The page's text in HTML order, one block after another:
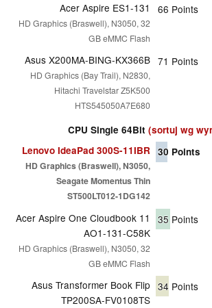
Acer Aspire ES1-131
HD Graphics (Braswell), N3050, 32
GB eMMC Flash
66 Points
Asus X200MA-BING-KX366B
HD Graphics (Bay Trail), N2830,
Hitachi Travelstar Z5K500
HTS545050A7E680
71 Points
CPU Single 64Bit (sortuj wg
Lenovo IdeaPad 300S-11IBR
HD Graphics (Braswell), N3050,
Seagate Momentus Thin
ST500LT012-1DG142
30 Points
Acer Aspire One Cloudbook 11
AO1-131-C58K
HD Graphics (Braswell), N3050, 32
GB eMMC Flash
35 Points
Asus Transformer Book Flip
TP200SA-FV0108TS
34 Points